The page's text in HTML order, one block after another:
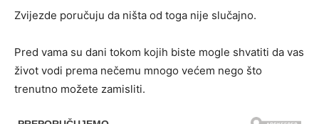
Zvijezde poručuju da ništa od toga nije slučajno.
Pred vama su dani tokom kojih biste mogle shvatiti da vas
život vodi prema nečemu mnogo većem nego što
trenutno možete zamisliti.